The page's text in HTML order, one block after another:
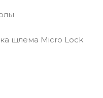
шлема Micro Lock